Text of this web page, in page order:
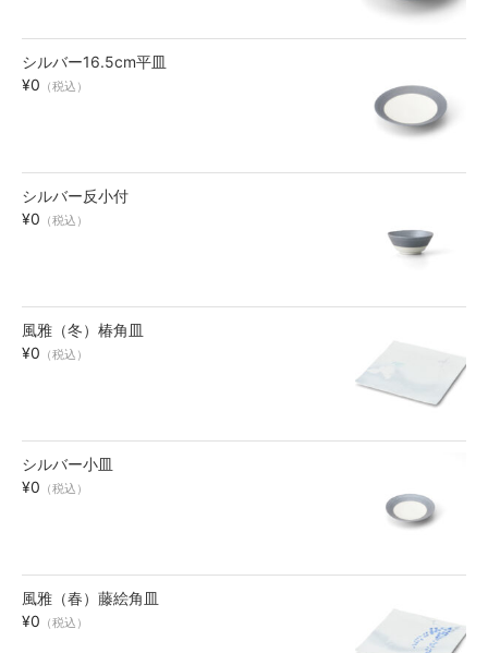
皿・プレート
plate
湯呑・コップ
アクセサリー
accessory
お買い物ガイド
SHOPPING GUIDE
シルバー16.5cm平皿
¥0 （税込）
シルバー反小付
¥0 （税込）
風雅（冬）椿角皿
¥0 （税込）
シルバー小皿
¥0 （税込）
風雅（春）藤絵角皿
¥0 （税込）